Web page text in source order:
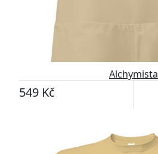
Alchymista
549 Kč